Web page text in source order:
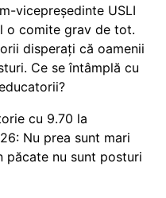
vicepreședinte USLI
o comite grav de tot.
disperați că oamenii
Ce se întâmplă cu
cu 9.70 la
Nu prea sunt mari
păcate nu sunt posturi